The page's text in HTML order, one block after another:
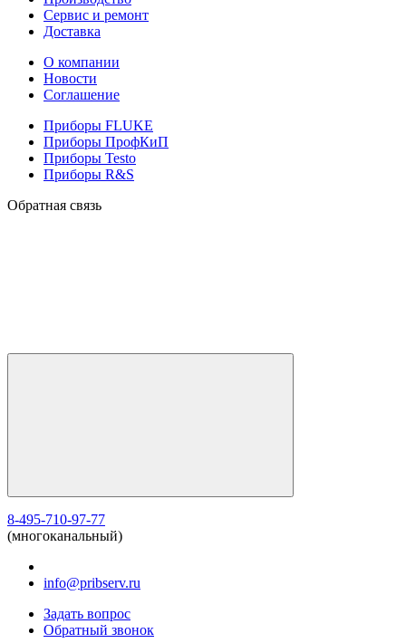
Сервис и ремонт
Доставка
О компании
Новости
Соглашение
Приборы FLUKE
Приборы ПрофКиП
Приборы Testo
Приборы R&S
Обратная связь
8-495-710-97-77
(многоканальный)
info@pribserv.ru
Задать вопрос
Обратный звонок